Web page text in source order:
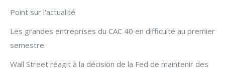
Point sur l'actualité
Les grandes entreprises du CAC 40 en difficulté au premier
semestre.
Wall Street réagit à la décision de la Fed de maintenir des